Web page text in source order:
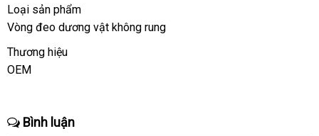
là
hệ
thống
Shop
lớn
trong
Loại sản phẩm
Vòng đeo dương vật không rung
Thương hiệu
OEM
Bình luận